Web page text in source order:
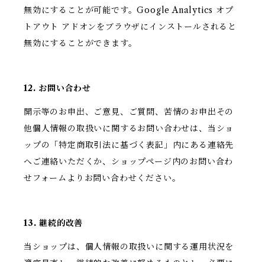
無効にすることが可能です。Google Analytics オプ
トアウト アドオンをブラウザにインストールされると
無効にすることができます。
12. お問い合わせ
開示等のお申出、ご意見、ご質問、苦情のお申出その
他個人情報の取扱いに関するお問い合わせは、当ショ
ップの「特定商取引法に基づく表記」内にある連絡先
へご連絡いただくか、ショップページ内のお問い合わ
せフォームよりお問い合わせください。
13. 継続的改善
当ショップは、個人情報の取扱いに関する運用状況を